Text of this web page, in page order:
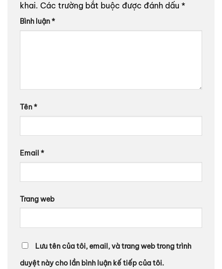
khai. Các trường bắt buộc được đánh dấu *
Bình luận*
Tên*
Email *
Trang web
Lưu tên của tôi, email, và trang web trong trình
duyệt này cho lần bình luận kế tiếp của tôi.